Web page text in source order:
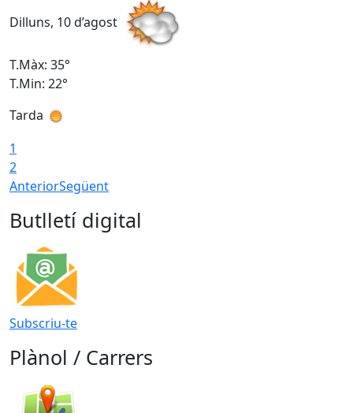
Dilluns, 10 d’agost
T.Màx: 35°
T.Min: 22°
Tarda
1
2
AnteriorSegüent
Butlletí digital
Subscriu-te
Plànol / Carrers